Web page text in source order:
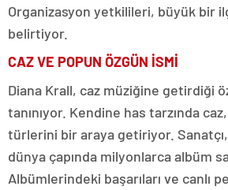
Organizasyon yetkilileri, büyük bir
belirtiyor.
CAZ VE POPUN ÖZGÜN İSMİ
Diana Krall, caz müziğine getirdiği
tanınıyor. Kendine has tarzında
türlerini bir araya getiriyor.
dünya çapında milyonlarca albüm
Albümlerindeki başarıları ve canlı